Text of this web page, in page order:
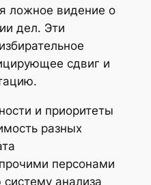
ложное видение о
дел. Эти
сдвиг и
и приоритеты
разных
персонами
анализа